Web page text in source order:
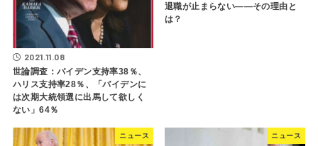
2021.11.08
世論調査：バイデン支持率38％、
ハリス支持率28％、「バイデンに
は次期大統領選に出馬して欲しく
ない」64％
退職が止まらない――その理由と
は？
ニュース ニュース